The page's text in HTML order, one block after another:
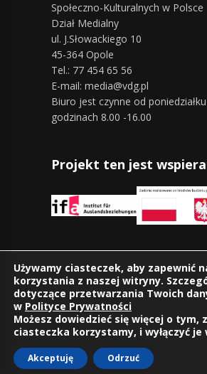
Społeczno-Kulturalnych w Polsce
Dział Medialny
ul. J.Słowackiego 10
45-364 Opole
Tel.: 77 454 65 56
E-mail: media@vdg.pl
Biuro jest czynne od
godzinach 8.00 -16.00
Projekt ten jest
Znajdziesz nas również
©2026
Używamy ciasteczek, aby zapewnić
korzystania z naszej witryny.
dotyczące przetwarzania Twoich
w Polityce Prywatności
Możesz dowiedzieć się więcej o tym,
ciasteczka korzystamy, i wyłączyć je
Akceptuję Odrzuć